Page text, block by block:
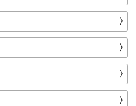
〉
〉
〉
〉